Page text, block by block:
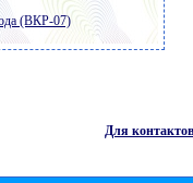
(ВКР-07)
Для контактов